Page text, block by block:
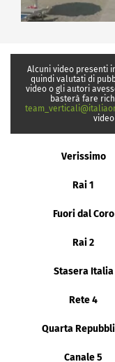
Alcuni video presenti
quindi valutati di
video o gli autori
basterà fare
Verissimo
Rai 1
Fuori dal Coro
Rai 2
Stasera Italia
Rete 4
Quarta
Canale 5